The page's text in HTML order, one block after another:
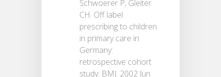
Schwoerer P, Gleiter
CH. Off label
prescribing to children
in primary care in
Germany:
retrospective cohort
study. BMJ. 2002 Jun